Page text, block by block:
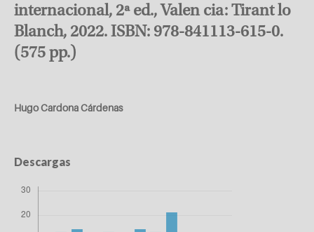
internacional, 2ª ed., Valen cia: Tirant lo
Blanch, 2022. ISBN: 978-841113-615-0.
(575 pp.)
Hugo Cardona Cárdenas
Descargas